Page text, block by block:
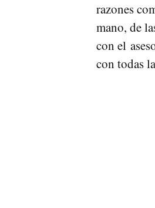
razones
mano, de
con el
con todas